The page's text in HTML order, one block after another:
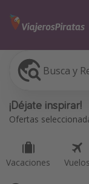
Busca y
¡Déjate inspirar!
Ofertas
Vacaciones Vuelos
Vacaciones
Vuelos
Viajes